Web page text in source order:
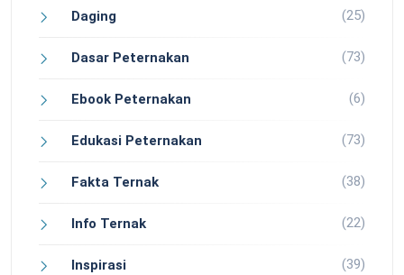
Daging (25)
Dasar Peternakan (73)
Ebook Peternakan (6)
Edukasi Peternakan (73)
Fakta Ternak (38)
Info Ternak (22)
Inspirasi (39)